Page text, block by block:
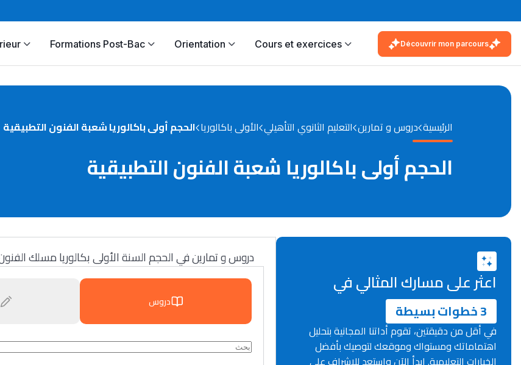
Formations Post-Bac Orientation Cours et exercices Découvrir mon parcours
الرئيسية دروس و تمارين التعليم الثانوي التأهيلي الأولى باكالوريا الحجم أولى باكالوريا شعبة الفنون التطبيقية
الحجم أولى باكالوريا شعبة الفنون التطبيقية
دروس و تمارين في الحجم السنة الأولى بكالوريا مسلك
دروس
اعثر على مسارك المثالي في
3 خطوات بسيطة
في أقل من دقيقتين، تقوم أداتنا المجانية بتحليل
اهتماماتك ومستواك وموقعك لتوصيك بأفضل
الخيارات التعليمية. ابدأ الآن واستعد للإشراف على